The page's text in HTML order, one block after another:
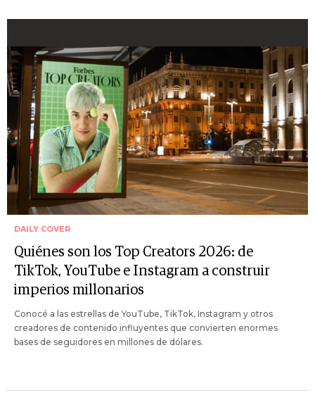
DAILY COVER
Quiénes son los Top Creators 2026: de
TikTok, YouTube e Instagram a construir
imperios millonarios
Conocé a las estrellas de YouTube, TikTok, Instagram y otros
creadores de contenido influyentes que convierten enormes
bases de seguidores en millones de dólares.